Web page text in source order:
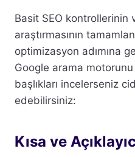
Basit SEO kontrollerinin
araştırmasının
optimizasyon adımına
Google arama
başlıkları incelerseniz
edebilirsiniz:
Kısa ve